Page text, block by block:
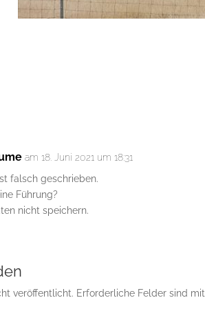
am 18. Juni 2021 um 18:31
falsch geschrieben.
Führung?
nicht speichern.
veröffentlicht. Erforderliche Felder sind mit